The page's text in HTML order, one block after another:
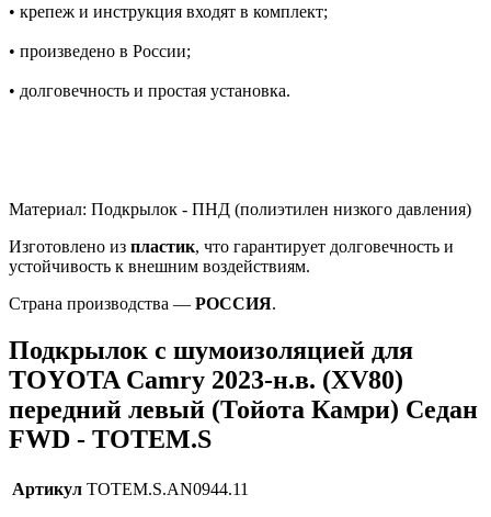
• крепеж и инструкция входят в комплект;
• произведено в России;
• долговечность и простая установка.
Материал: Подкрылок - ПНД (полиэтилен низкого давления)
Изготовлено из пластик, что гарантирует долговечность и
устойчивость к внешним воздействиям.
Страна производства — РОССИЯ.
Подкрылок с шумоизоляцией для
TOYOTA Camry 2023-н.в. (XV80)
передний левый (Тойота Камри) Седан
FWD - TOTEM.S
Артикул TOTEM.S.AN0944.11